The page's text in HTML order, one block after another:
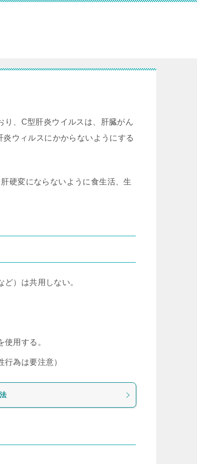
り、C型肝炎ウイルスは、肝臓がん
ウィルスにかからないようにする
硬変にならないように食生活、生
）は共用しない。
用する。
為は要注意）